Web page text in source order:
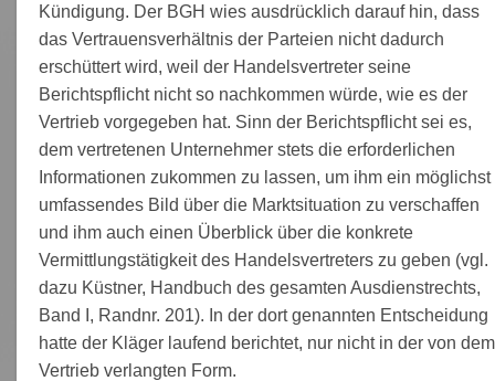
Kündigung. Der BGH wies ausdrücklich darauf hin, dass
das Vertrauensverhältnis der Parteien nicht dadurch
erschüttert wird, weil der Handelsvertreter seine
Berichtspflicht nicht so nachkommen würde, wie es der
Vertrieb vorgegeben hat. Sinn der Berichtspflicht sei es,
dem vertretenen Unternehmer stets die erforderlichen
Informationen zukommen zu lassen, um ihm ein möglichst
umfassendes Bild über die Marktsituation zu verschaffen
und ihm auch einen Überblick über die konkrete
Vermittlungstätigkeit des Handelsvertreters zu geben (vgl.
dazu Küstner, Handbuch des gesamten Ausdienstrechts,
Band I, Randnr. 201). In der dort genannten Entscheidung
hatte der Kläger laufend berichtet, nur nicht in der von dem
Vertrieb verlangten Form.